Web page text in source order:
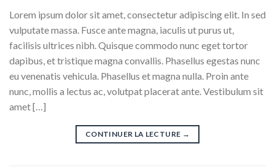
Lorem ipsum dolor sit amet, consectetur adipiscing elit. In sed
vulputate massa. Fusce ante magna, iaculis ut purus ut,
facilisis ultrices nibh. Quisque commodo nunc eget tortor
dapibus, et tristique magna convallis. Phasellus egestas nunc
eu venenatis vehicula. Phasellus et magna nulla. Proin ante
nunc, mollis a lectus ac, volutpat placerat ante. Vestibulum sit
amet […]
CONTINUER LA LECTURE →